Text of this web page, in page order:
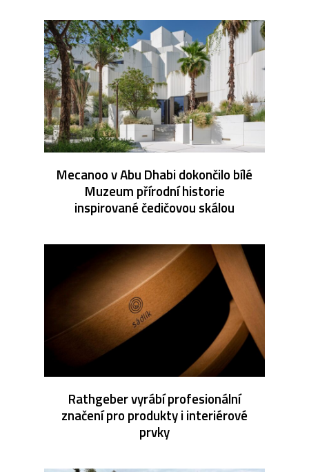
Mecanoo v Abu Dhabi dokončilo bílé
Muzeum přírodní historie
inspirované čedičovou skálou
Rathgeber vyrábí profesionální
značení pro produkty i interiérové
prvky